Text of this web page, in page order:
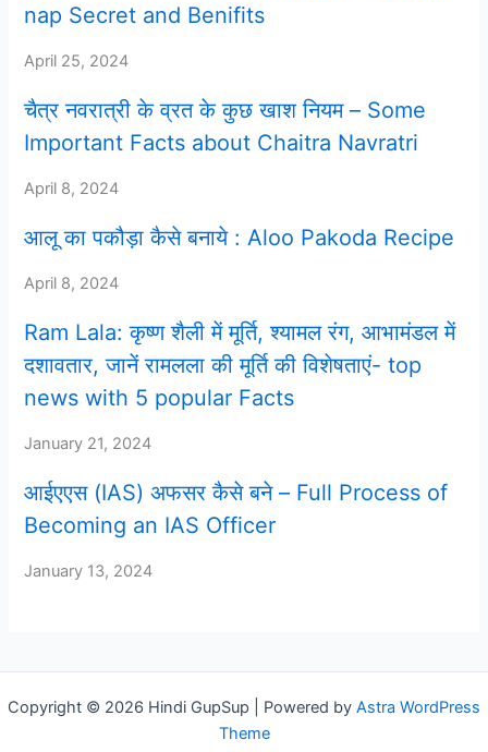
nap Secret and Benifits
April 25, 2024
चैत्र नवरात्री के व्रत के कुछ खाश नियम – Some
Important Facts about Chaitra Navratri
April 8, 2024
आलू का पकौड़ा कैसे बनाये : Aloo Pakoda Recipe
April 8, 2024
Ram Lala: कृष्ण शैली में मूर्ति, श्यामल रंग, आभामंडल में
दशावतार, जानें रामलला की मूर्ति की विशेषताएं- top
news with 5 popular Facts
January 21, 2024
आईएएस (IAS) अफसर कैसे बने – Full Process of
Becoming an IAS Officer
January 13, 2024
Copyright © 2026 Hindi GupSup | Powered by Astra WordPress
Theme